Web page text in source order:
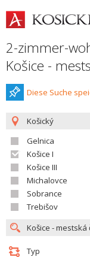
2-zimmer-
Košice -
Diese Suche
Košický
Gelnica
Košice I
Košice III
Michalovce
Sobrance
Trebišov
Typ